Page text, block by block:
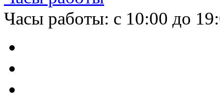
Часы работы: с 10:00 до